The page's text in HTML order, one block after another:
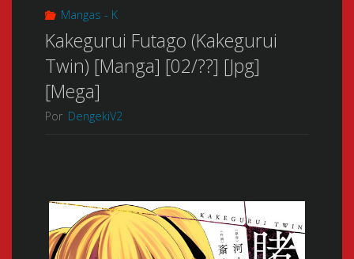
Mangas - K
Kakegurui Futago (Kakegurui
Twin) [Manga] [02/??] [Jpg]
[Mega]
Por DengekiV2